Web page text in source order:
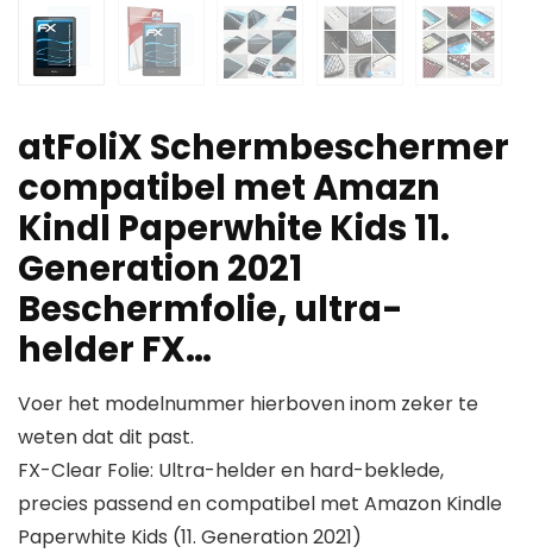
atFoliX Schermbeschermer
compatibel met Amazn
Kindl Paperwhite Kids 11.
Generation 2021
Beschermfolie, ultra-
helder FX…
Voer het modelnummer hierboven inom zeker te
weten dat dit past.
FX-Clear Folie: Ultra-helder en hard-beklede,
precies passend en compatibel met Amazon Kindle
Paperwhite Kids (11. Generation 2021)